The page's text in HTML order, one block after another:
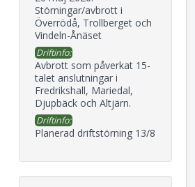
Störningar/avbrott i
Överrödå, Trollberget och
Vindeln-Ånäset
Driftinfo:
Avbrott som påverkat 15-
talet anslutningar i
Fredrikshall, Mariedal,
Djupbäck och Altjärn.
Driftinfo:
Planerad driftstörning 13/8